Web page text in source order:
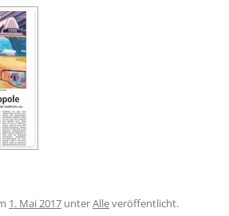
1. Mai 2017 unterAlleveröffentlicht.